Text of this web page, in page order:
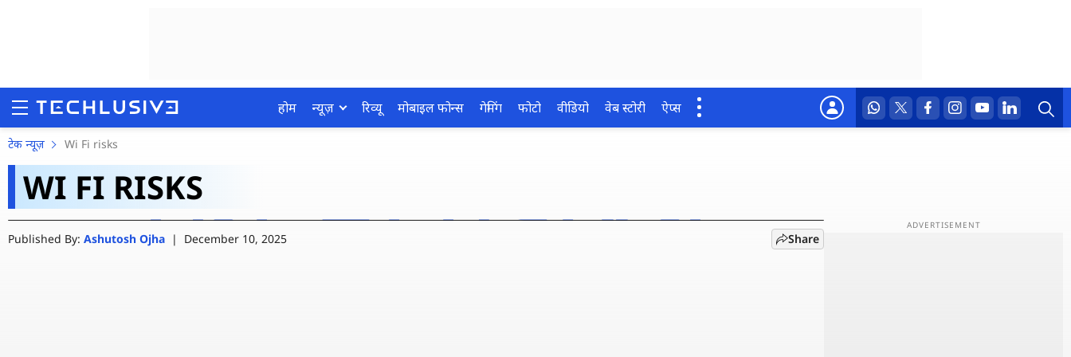
होम न्यूज़ रिव्यू मोबाइल फोन्स गेमिंग फोटो वीडियो वेब स्टोरी ऐप्स
होम
न्यूज़
टेक न्यूज़ Wi Fi risks
WI FI RISKS
क्या आप भी हर टाइम अपने फोन का Wi-Fi रखते हैं ऑन? आज
से ही ये आदत छोड़ दें नहीं तो हो सकता है खतरा
Published By: Ashutosh Ojha | December 10, 2025 Share